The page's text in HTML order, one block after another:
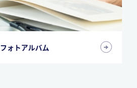
フォトアルバム